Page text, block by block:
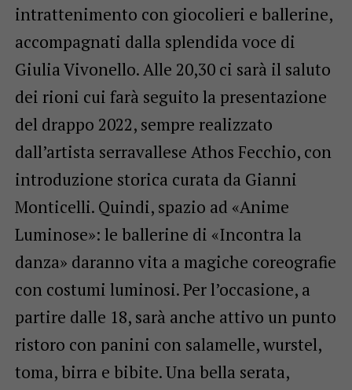
intrattenimento con giocolieri e ballerine,
accompagnati dalla splendida voce di
Giulia Vivonello. Alle 20,30 ci sarà il saluto
dei rioni cui farà seguito la presentazione
del drappo 2022, sempre realizzato
dall’artista serravallese Athos Fecchio, con
introduzione storica curata da Gianni
Monticelli. Quindi, spazio ad «Anime
Luminose»: le ballerine di «Incontra la
danza» daranno vita a magiche coreografie
con costumi luminosi. Per l’occasione, a
partire dalle 18, sarà anche attivo un punto
ristoro con panini con salamelle, wurstel,
toma, birra e bibite. Una bella serata,